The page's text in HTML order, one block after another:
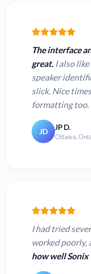
The interface
great. I also
speaker
slick. Nice
formatting too.
JD JP D.
Ottawa,
I had tried
worked poorly,
how well